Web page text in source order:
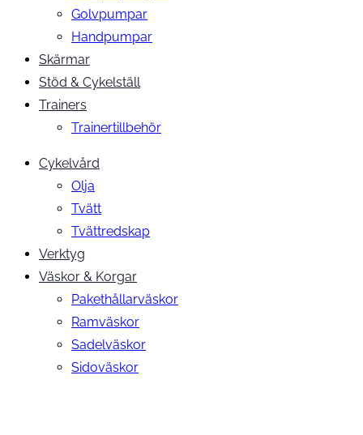
Golvpumpar
Handpumpar
Skärmar
Stöd & Cykelställ
Trainers
Trainertillbehör
Cykelvård
Olja
Tvätt
Tvättredskap
Verktyg
Väskor & Korgar
Pakethållarväskor
Ramväskor
Sadelväskor
Sidoväskor